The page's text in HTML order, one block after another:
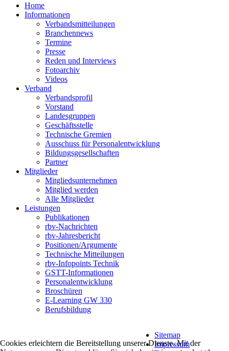
Home
Informationen
Verbandsmitteilungen
Branchennews
Termine
Presse
Reden und Interviews
Fotoarchiv
Videos
Verband
Verbandsprofil
Vorstand
Landesgruppen
Geschäftsstelle
Technische Gremien
Ausschuss für Personalentwicklung
Bildungsgesellschaften
Partner
Mitglieder
Mitgliedsunternehmen
Mitglied werden
Alle Mitglieder
Leistungen
Publikationen
rbv-Nachrichten
rbv-Jahresbericht
Positionen/Argumente
Technische Mitteilungen
rbv-Infopoints Technik
GSTT-Informationen
Personalentwicklung
Broschüren
E-Learning GW 330
Berufsbildung
Sitemap
Impressum
Cookies erleichtern die Bereitstellung unserer Dienste. Mit der